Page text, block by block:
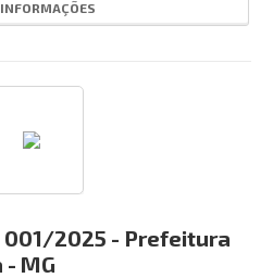
001/2025 - Prefeitura
MG